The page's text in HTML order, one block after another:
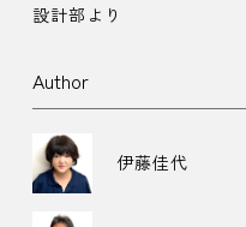
設計部より
Author
伊藤佳代